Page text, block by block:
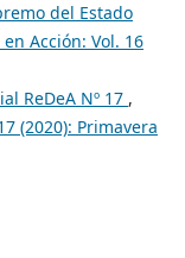
del Estado
Acción: Vol. 16
ReDeA Nº 17 ,
(2020): Primavera